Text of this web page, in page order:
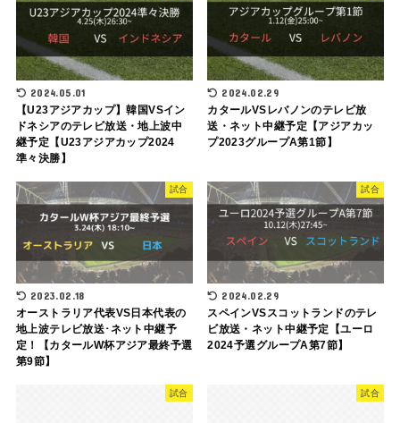
2024.05.01
【U23アジアカップ】韓国VSイン
ドネシアのテレビ放送・地上波中
継予定【U23アジアカップ2024
準々決勝】
2024.02.29
カタールVSレバノンのテレビ放
送・ネット中継予定【アジアカッ
プ2023グループA第1節】
試合
2023.02.18
オーストラリア代表VS日本代表の
地上波テレビ放送･ネット中継予
定！【カタールW杯アジア最終予選
第9節】
試合
2024.02.29
スペインVSスコットランドのテレ
ビ放送・ネット中継予定【ユーロ
2024予選グループA第7節】
試合 試合